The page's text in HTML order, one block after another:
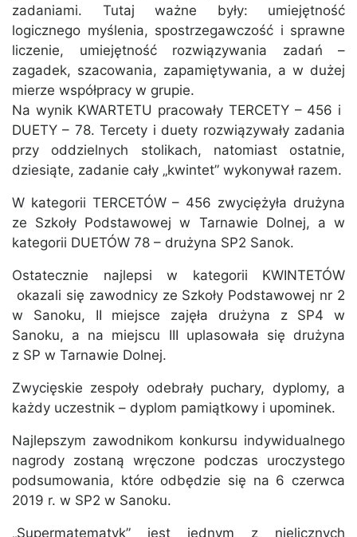
zadaniami. Tutaj ważne były: umiejętność
logicznego myślenia, spostrzegawczość i sprawne
liczenie, umiejętność rozwiązywania zadań –
zagadek, szacowania, zapamiętywania, a w dużej
mierze współpracy w grupie.
Na wynik KWARTETU pracowały TERCETY – 456 i
DUETY – 78. Tercety i duety rozwiązywały zadania
przy oddzielnych stolikach, natomiast ostatnie,
dziesiąte, zadanie cały „kwintet” wykonywał razem.
W kategorii TERCETÓW – 456 zwyciężyła drużyna
ze Szkoły Podstawowej w Tarnawie Dolnej, a w
kategorii DUETÓW 78 – drużyna SP2 Sanok.
Ostatecznie najlepsi w kategorii KWINTETÓW
okazali się zawodnicy ze Szkoły Podstawowej nr 2
w Sanoku, II miejsce zajęła drużyna z SP4 w
Sanoku, a na miejscu III uplasowała się drużyna
z SP w Tarnawie Dolnej.
Zwycięskie zespoły odebrały puchary, dyplomy, a
każdy uczestnik – dyplom pamiątkowy i upominek.
Najlepszym zawodnikom konkursu indywidualnego
nagrody zostaną wręczone podczas uroczystego
podsumowania, które odbędzie się na 6 czerwca
2019 r. w SP2 w Sanoku.
„Supermatematyk” jest jednym z nielicznych